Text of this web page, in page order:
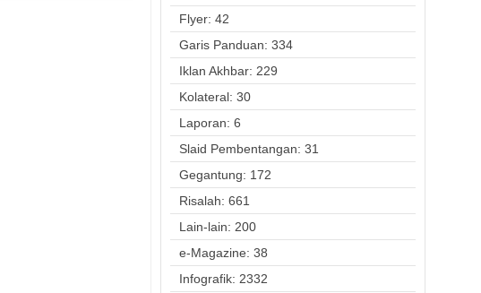
Flyer: 42
Garis Panduan: 334
Iklan Akhbar: 229
Kolateral: 30
Laporan: 6
Slaid Pembentangan: 31
Gegantung: 172
Risalah: 661
Lain-lain: 200
e-Magazine: 38
Infografik: 2332